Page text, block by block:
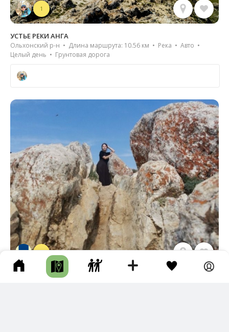
1
УСТЬЕ РЕКИ АНГА
Ольхонский р-н • Длина маршрута: 10.56 км • Река • Авто •
Целый день • Грунтовая дорога
1
МЫС ШУНТЭ-ЛЕВЫЙ